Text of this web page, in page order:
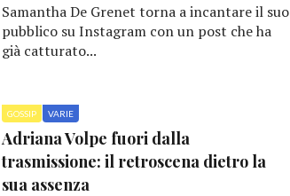
Samantha De Grenet torna a incantare il suo
pubblico su Instagram con un post che ha
già catturato...
GOSSIP VARIE
Adriana Volpe fuori dalla
trasmissione: il retroscena dietro la
sua assenza